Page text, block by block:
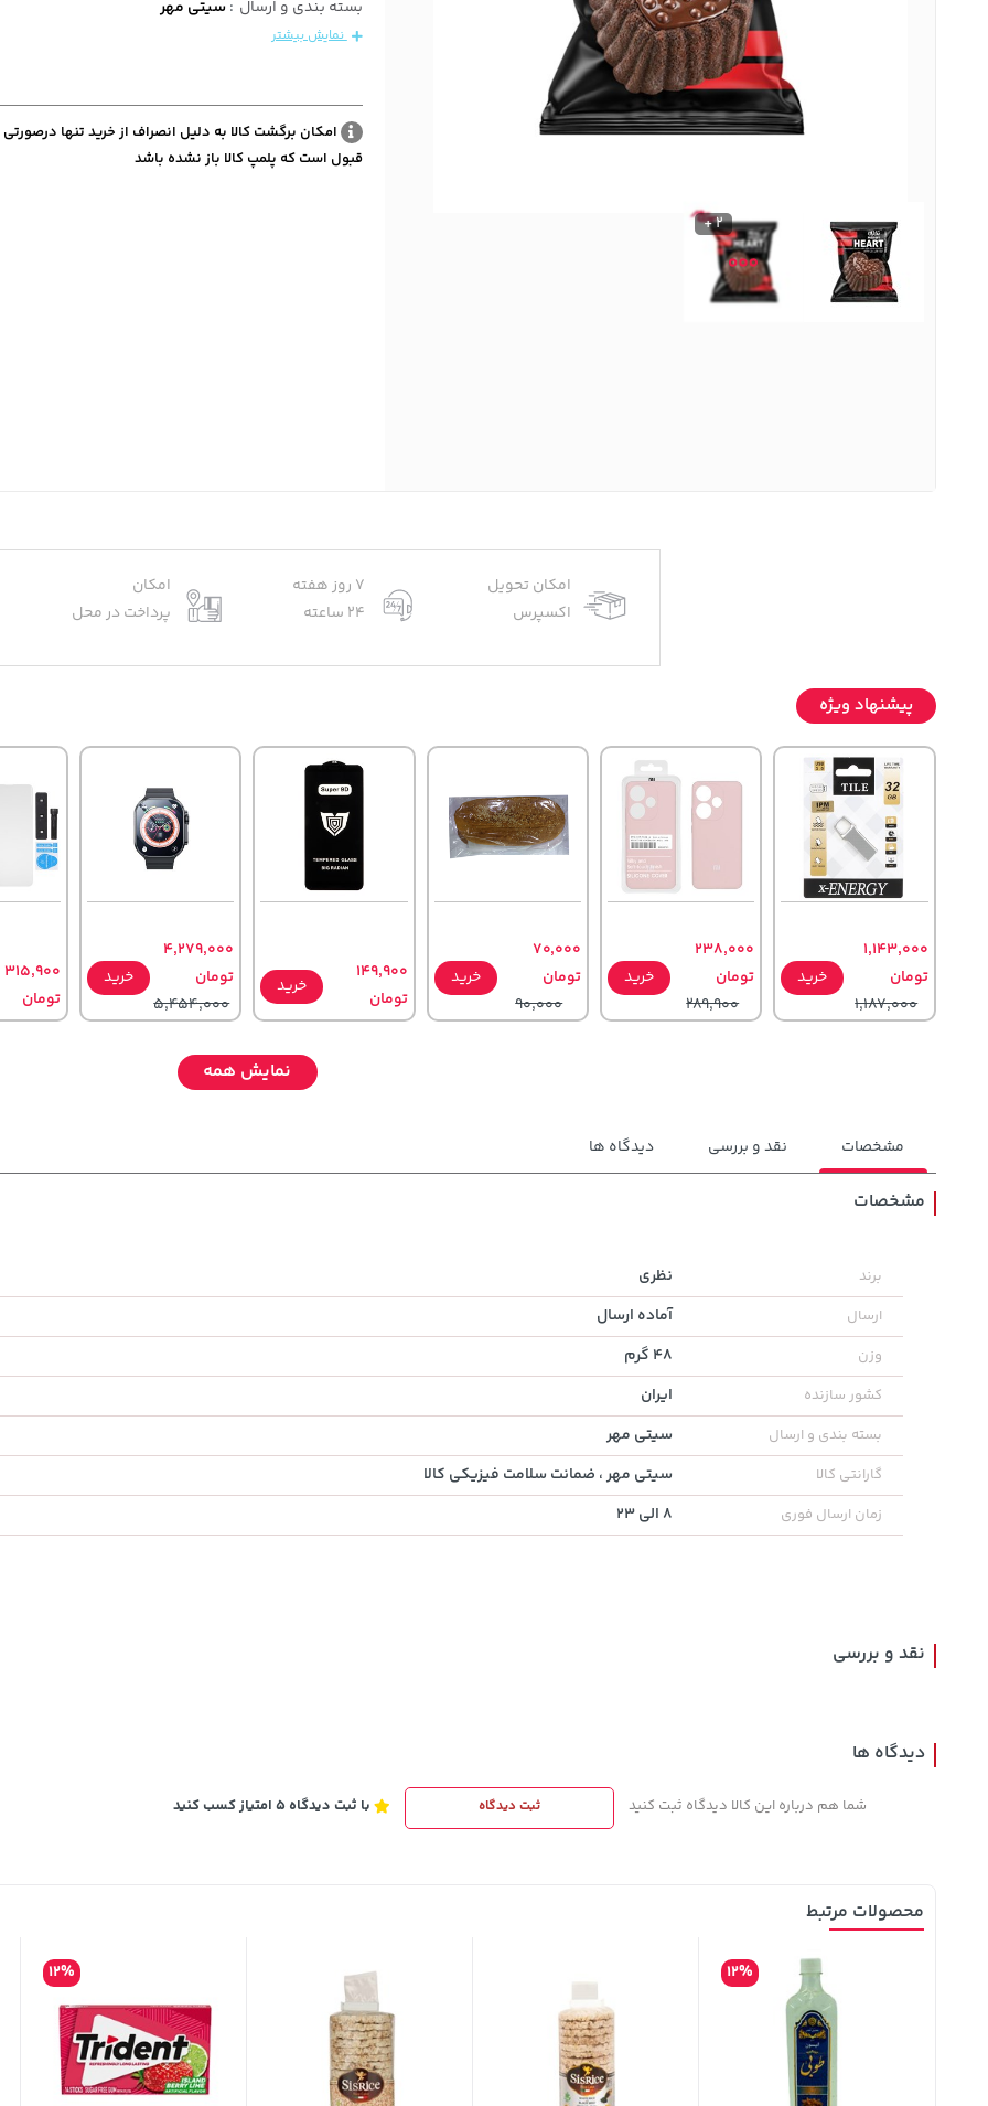
نوشیدنی ها
روشنایی و الکتریکی
2 +
بسته بندی و ارسال :سیتی مهر
نمایش بیشتر
امکان برگشت کالا به دلیل انصراف از خرید تنها
قبول است که پلمپ کالا باز نشده باشد
امکان تحویل
اکسپرس
7 روز هفته
24 ساعته
امکان
پرداخت در محل
پیشنهاد ویژه
1,143,000
تومان
1,187,000
خرید
238,000
تومان
289,900
خرید
70,000
تومان
90,000
خرید
149,900
تومان
خرید
4,279,000
تومان
5,454,000
خرید
315,900
تومان
165,900
خرید
120,000
244,000
141,000
نمایش همه
مشخصات نقد و بررسی دیدگاه ها
مشخصات
برند نظری
ارسال آماده ارسال
وزن 48 گرم
کشور سازنده ایران
بسته بندی و ارسال سیتی مهر
گارانتی کالا سیتی مهر ، ضمانت سلامت فیزیکی کالا
زمان ارسال فوری 8 الی 23
نقد و بررسی
دیدگاه ها
شما هم درباره این کالا دیدگاه ثبت کنید ثبت دیدگاه با ثبت دیدگاه 5 امتیاز کسب کنید
محصولات مرتبط
12%
12%